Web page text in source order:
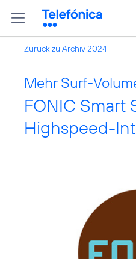
Zurück zu Archiv 2024
Mehr Surf-
FONIC Smart
Highspeed-